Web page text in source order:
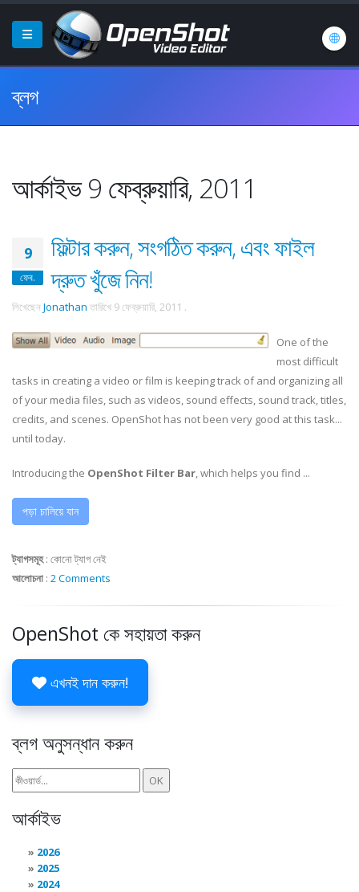
ব্লগ
আর্কাইভ 9 ফেব্রুয়ারি, 2011
9
ফেব.
ফিল্টার করুন, সংগঠিত করুন, এবং ফাইল
দ্রুত খুঁজে নিন!
লিখেছেন Jonathan তারিখে 9 ফেব্রুয়ারি, 2011 .
One of the
most difficult
tasks in creating a video or film is keeping track of and organizing all
of your media files, such as videos, sound effects, sound track, titles,
credits, and scenes. OpenShot has not been very good at this task...
until today.
Introducing the OpenShot Filter Bar, which helps you find ...
পড়া চালিয়ে যান
ট্যাগসমূহ: কোনো ট্যাগ নেই
আলোচনা : 2 Comments
OpenShot কে সহায়তা করুন
এখনই দান করুন!
ব্লগ অনুসন্ধান করুন
আর্কাইভ
2026
2025
2024